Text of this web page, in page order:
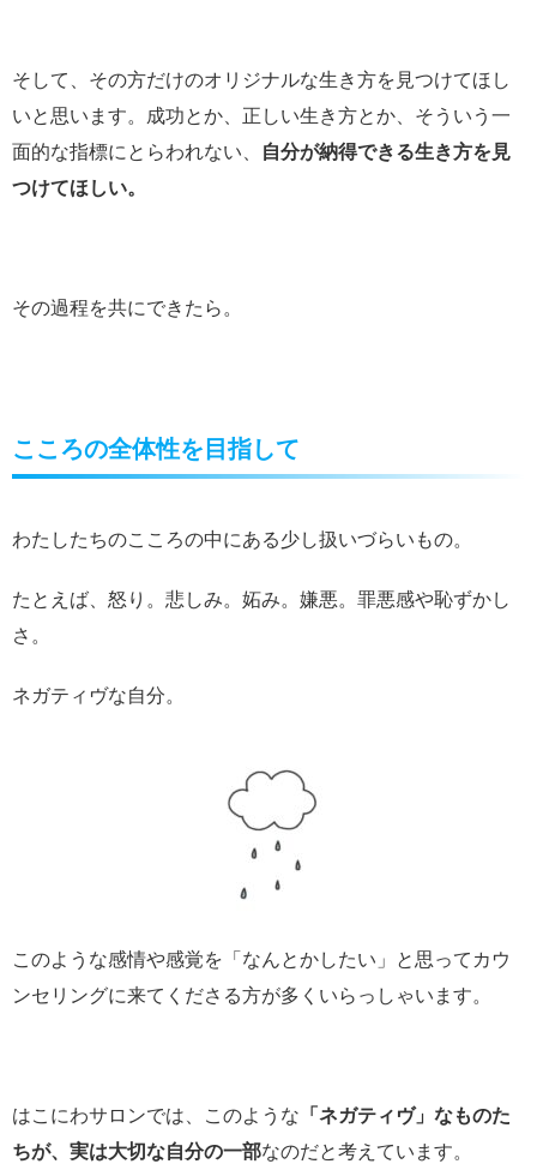
そして、その方だけのオリジナルな生き方を見つけてほし
いと思います。成功とか、正しい生き方とか、そういう一
面的な指標にとらわれない、
自分が納得できる生き方を見
つけてほしい。
その過程を共にできたら。
こころの全体性を目指して
わたしたちのこころの中にある少し扱いづらいもの。
たとえば、怒り。悲しみ。妬み。嫌悪。罪悪感や恥ずかし
さ。
ネガティヴな自分。
このような感情や感覚を「なんとかしたい」と思ってカウ
ンセリングに来てくださる方が多くいらっしゃいます。
はこにわサロンでは、このような 「ネガティヴ」なものた
ちが、実は大切な自分の一部なのだと考えています。